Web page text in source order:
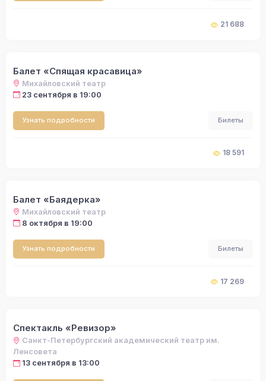
21 688
Балет «Спящая красавица»
Михайловский театр
23 сентября в 19:00
Узнать подробности Билеты
18 591
Балет «Баядерка»
Михайловский театр
8 октября в 19:00
Узнать подробности Билеты
17 269
Спектакль «Ревизор»
Санкт-Петербургский академический театр им.
Ленсовета
13 сентября в 13:00